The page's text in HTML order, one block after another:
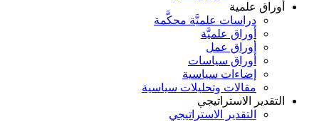
أوراق علمية
دراسات علميَّة محكَّمة
أوراق علميَّة
أوراق عمل
أوراق سياسات
إضاءات سياسية
مقالات وتحليلات سياسية
التقدير الاستراتيجي
التقدير الاستراتيجي